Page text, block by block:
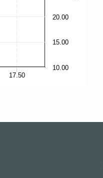
17.50
15.00
20.00
10.00